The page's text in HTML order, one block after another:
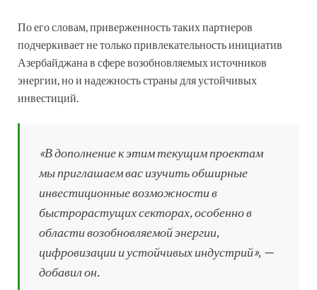
По его словам, приверженность таких партнеров
подчеркивает не только привлекательность инициатив
Азербайджана в сфере возобновляемых источников
энергии, но и надежность страны для устойчивых
инвестиций.
«В дополнение к этим текущим проектам
мы приглашаем вас изучить обширные
инвестиционные возможности в
быстрорастущих секторах, особенно в
области возобновляемой энергии,
цифровизации и устойчивых индустрий», —
добавил он.